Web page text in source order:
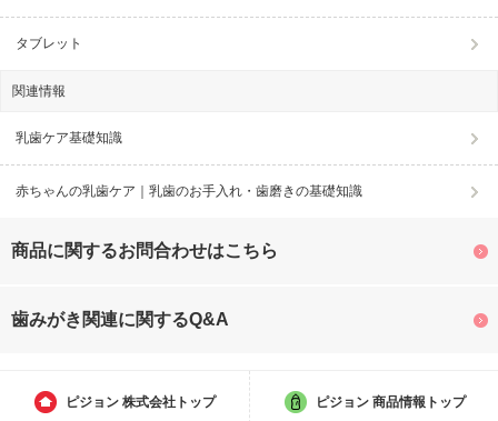
タブレット
関連情報
乳歯ケア基礎知識
赤ちゃんの乳歯ケア｜乳歯のお手入れ・歯磨きの基礎知識
商品に関するお問合わせはこちら
歯みがき関連に関するQ&A
ピジョン 株式会社トップ ピジョン 商品情報トップ